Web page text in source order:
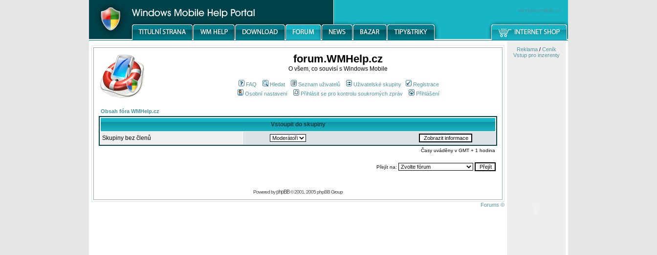
windowsmobile.cz
forum.WMHelp.cz
O všem, co souvisí s Windows Mobile
FAQ Hledat Seznam uživatelů Uživatelské skupiny
Registrace
Osobní nastavení
Přihlásit se pro kontrolu soukromých zpráv Přihlášení
Obsah fóra WMHelp.cz
Vstoupit do skupiny
Skupiny bez členů
Časy uváděny v GMT + 1 hodina
Přejít na:
Powered byphpBB© 2001, 2005 phpBB Group
Forums ©
Reklama/ Ceník
Vstup pro inzerenty